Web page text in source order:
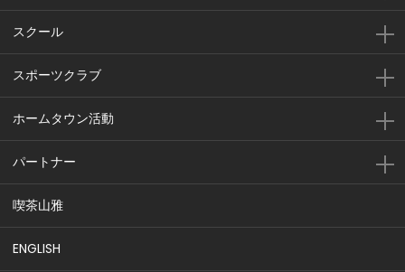
スクール
スポーツクラブ
ホームタウン活動
パートナー
喫茶山雅
ENGLISH